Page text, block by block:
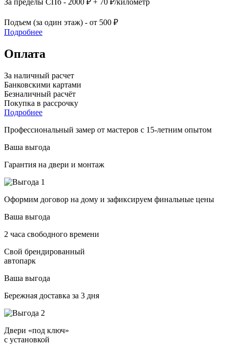
За пределы СПб - 2000 ₽ + 70 ₽/километр
Подъем (за один этаж) - от 500 ₽
Подробнее
Оплата
За наличный расчет
Банковскими картами
Безналичный расчёт
Покупка в рассрочку
Подробнее
Профессиональный замер от мастеров с 15-летним опытом
Ваша выгода
Гарантия на двери и монтаж
Оформим договор на дому и зафиксируем финальные цены
Ваша выгода
2 часа свободного времени
Свой брендированный
автопарк
Ваша выгода
Бережная доставка за 3 дня
Двери «под ключ»
с установкой